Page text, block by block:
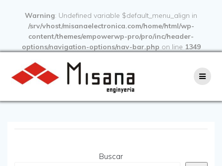
Warning: Undefined variable $default_menu_align in
/srv/vhost/misanaelectronica.com/home/html/wp-
content/themes/empowerwp-pro/pro/inc/header-
options/navigation-options/nav-bar.php on line 1349
Buscar